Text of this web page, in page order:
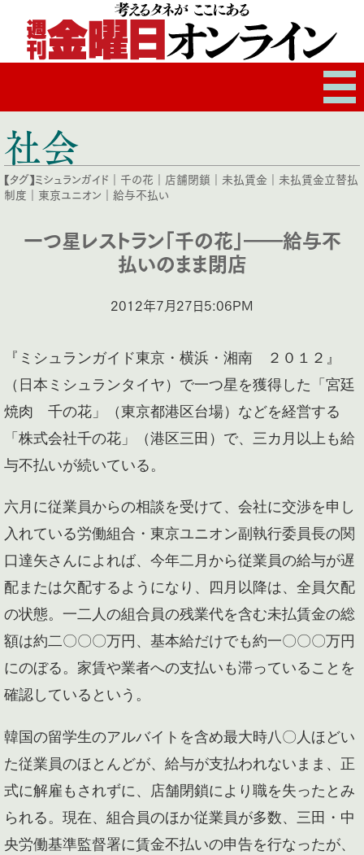
社会
【タグ】ミシュランガイド ｜ 千の花 ｜ 店舗閉鎖 ｜ 未払賃金 ｜ 未払賃金立替払
制度 ｜ 東京ユニオン ｜ 給与不払い
一つ星レストラン「千の花」――給与不
払いのまま閉店
2012年7月27日5:06PM
『ミシュランガイド東京・横浜・湘南 ２０１２』
（日本ミシュランタイヤ）で一つ星を獲得した「宮廷
焼肉 千の花」（東京都港区台場）などを経営する
「株式会社千の花」（港区三田）で、三カ月以上も給
与不払いが続いている。
六月に従業員からの相談を受けて、会社に交渉を申し
入れている労働組合・東京ユニオン副執行委員長の関
口達矢さんによれば、今年二月から従業員の給与が遅
配または欠配するようになり、四月以降は、全員欠配
の状態。一二人の組合員の残業代を含む未払賃金の総
額は約二〇〇〇万円、基本給だけでも約一〇〇〇万円
にのぼる。家賃や業者への支払いも滞っていることを
確認しているという。
韓国の留学生のアルバイトを含め最大時八〇人ほどい
た従業員のほとんどが、給与が支払われないまま、正
式に解雇もされずに、店舗閉鎖により職を失ったとみ
られる。現在、組合員のほか従業員が多数、三田・中
央労働基準監督署に賃金不払いの申告を行なったが、